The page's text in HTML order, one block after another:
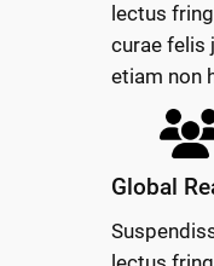
lectus
curae felis
etiam non
Global